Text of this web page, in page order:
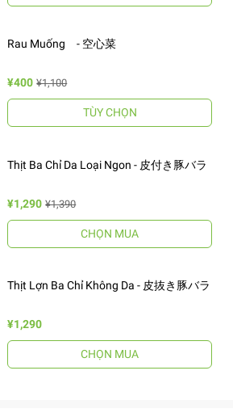
Rau Muống - 空心菜
¥400 ¥1,100
TÙY CHỌN
Thịt Ba Chỉ Da Loại Ngon - 皮付き豚バラ
¥1,290 ¥1,390
CHỌN MUA
Thịt Lợn Ba Chỉ Không Da - 皮抜き豚バラ
¥1,290
CHỌN MUA